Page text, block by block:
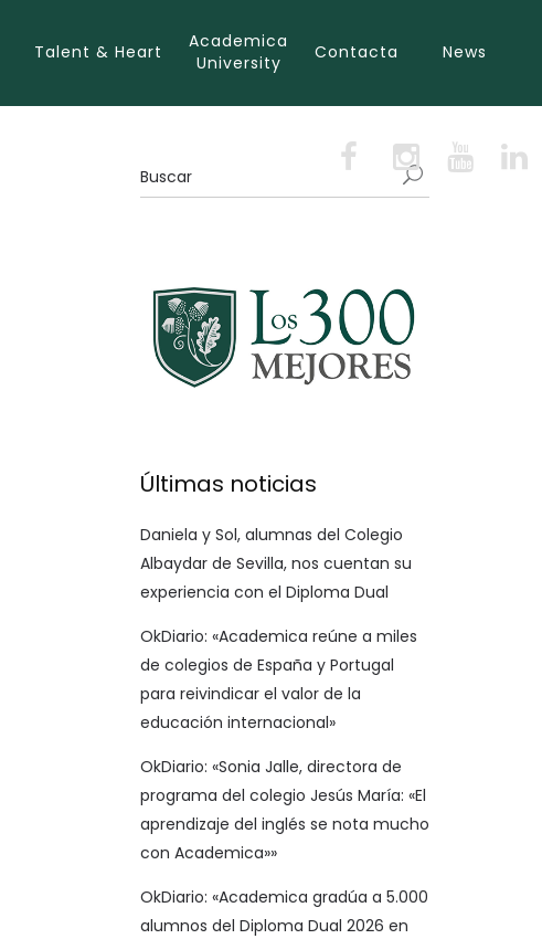
Talent & Heart
Academica
University
Contacta News
Últimas noticias
Daniela y Sol, alumnas del Colegio
Albaydar de Sevilla, nos cuentan su
experiencia con el Diploma Dual
OkDiario: «Academica reúne a miles
de colegios de España y Portugal
para reivindicar el valor de la
educación internacional»
OkDiario: «Sonia Jalle, directora de
programa del colegio Jesús María: «El
aprendizaje del inglés se nota mucho
con Academica»»
OkDiario: «Academica gradúa a 5.000
alumnos del Diploma Dual 2026 en